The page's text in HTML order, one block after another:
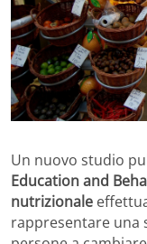
Un nuovo studio
Education and
nutrizionale
rappresentare una